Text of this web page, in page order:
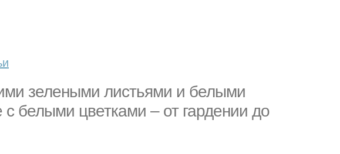
зелеными листьями и белыми
белыми цветками – от гардении до